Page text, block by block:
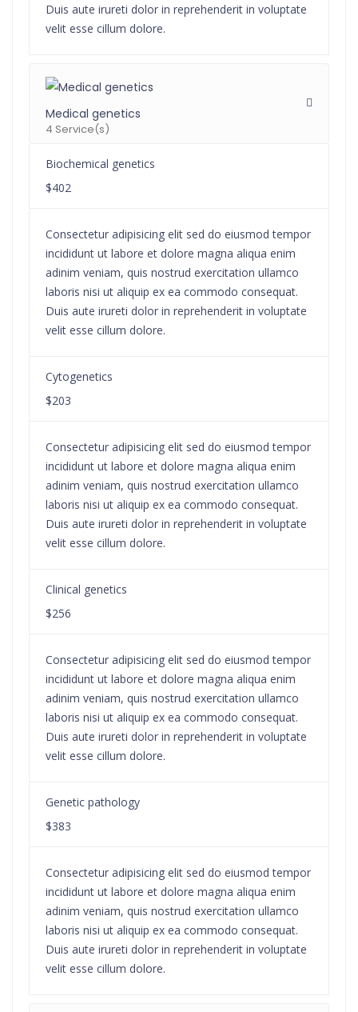
Duis aute irureti dolor in reprehenderit in voluptate
velit esse cillum dolore.
Medical genetics
4 Service(s)
Biochemical genetics
$402
Consectetur adipisicing elit sed do eiusmod tempor
incididunt ut labore et dolore magna aliqua enim
adinim veniam, quis nostrud exercitation ullamco
laboris nisi ut aliquip ex ea commodo consequat.
Duis aute irureti dolor in reprehenderit in voluptate
velit esse cillum dolore.
Cytogenetics
$203
Consectetur adipisicing elit sed do eiusmod tempor
incididunt ut labore et dolore magna aliqua enim
adinim veniam, quis nostrud exercitation ullamco
laboris nisi ut aliquip ex ea commodo consequat.
Duis aute irureti dolor in reprehenderit in voluptate
velit esse cillum dolore.
Clinical genetics
$256
Consectetur adipisicing elit sed do eiusmod tempor
incididunt ut labore et dolore magna aliqua enim
adinim veniam, quis nostrud exercitation ullamco
laboris nisi ut aliquip ex ea commodo consequat.
Duis aute irureti dolor in reprehenderit in voluptate
velit esse cillum dolore.
Genetic pathology
$383
Consectetur adipisicing elit sed do eiusmod tempor
incididunt ut labore et dolore magna aliqua enim
adinim veniam, quis nostrud exercitation ullamco
laboris nisi ut aliquip ex ea commodo consequat.
Duis aute irureti dolor in reprehenderit in voluptate
velit esse cillum dolore.